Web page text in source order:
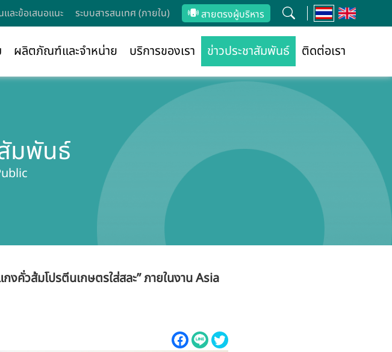
ละข้อเสนอแนะ ระบบสารสนเทศ (ภายใน) สายตรงผู้บริหาร
ผลิตภัณฑ์และจำหน่าย บริการของเรา ข่าวประชาสัมพันธ์ ติดต่อเรา
มพันธ์
คั่วส้มโปรตีนเกษตรใส่สละ” ภายในงาน Asia